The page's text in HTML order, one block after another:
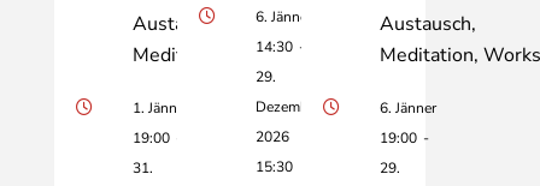
Austausch
Meditation
Vortrag
1. Jänner
19:00
31.
6. Jänner
14:30 -
29.
Dezember
2026
15:30
Austausch
Meditation
6. Jänner
19:00 -
29.